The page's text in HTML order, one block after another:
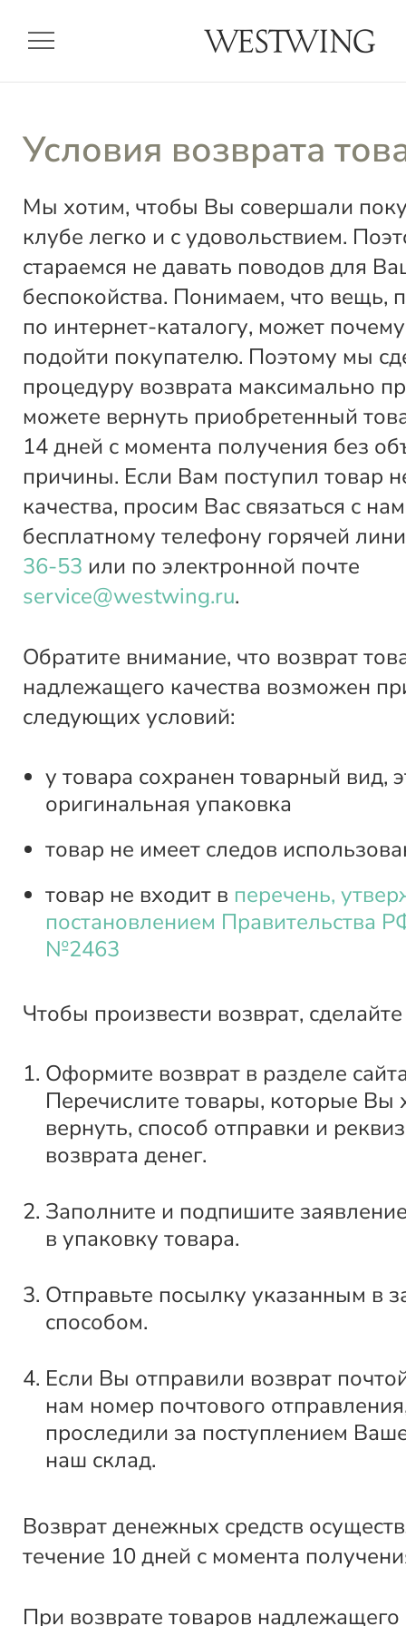
menu
Условия возврата
Мы хотим, чтобы Вы совершали
клубе легко и с удовольствием.
стараемся не давать поводов для
беспокойства. Понимаем, что вещь,
по интернет-каталогу, может
подойти покупателю. Поэтому мы
процедуру возврата максимально
можете вернуть приобретенный
14 дней с момента получения без
причины. Если Вам поступил товар
качества, просим Вас связаться с
бесплатному телефону горячей
36-53 или по электронной почте
service@westwing.ru.
Обратите внимание, что возврат
надлежащего качества возможен
следующих условий:
у товара сохранен товарный вид,
оригинальная упаковка
товар не имеет следов
товар не входит в перечень,
постановлением Правительства
№2463
Чтобы произвести возврат,
Оформите возврат в разделе
Перечислите товары, которые Вы
вернуть, способ отправки и
возврата денег.
Заполните и подпишите
в упаковку товара.
Отправьте посылку указанным в
способом.
Если Вы отправили возврат
нам номер почтового
проследили за поступлением
наш склад.
Возврат денежных средств
течение 10 дней с момента
При возврате товаров надлежащего